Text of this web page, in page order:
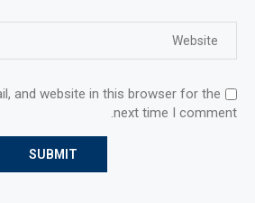
and website in this browser for the
next time I comment.